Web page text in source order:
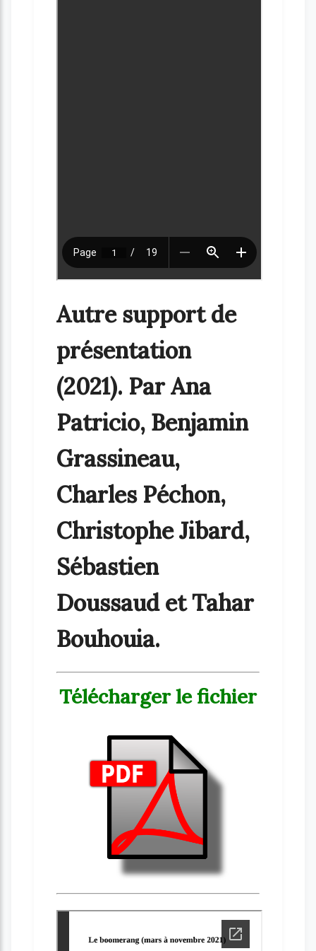
Autre support de
présentation
(2021). Par Ana
Patricio, Benjamin
Grassineau,
Charles Péchon,
Christophe Jibard,
Sébastien
Doussaud et Tahar
Bouhouia.
Télécharger le fichier